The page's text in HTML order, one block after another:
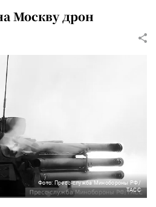
Москву дрон
Фото: Пресс-служба Минобороны РФ/
ТАСС